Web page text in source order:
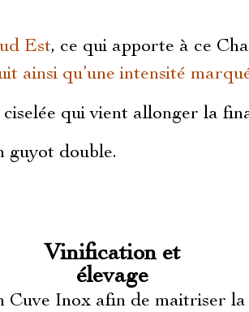
Est, ce qui apporte à ce
ainsi qu’une intensité
qui vient allonger la
guyot double.
Vinification et
élevage
Cuve Inox afin de maitriser